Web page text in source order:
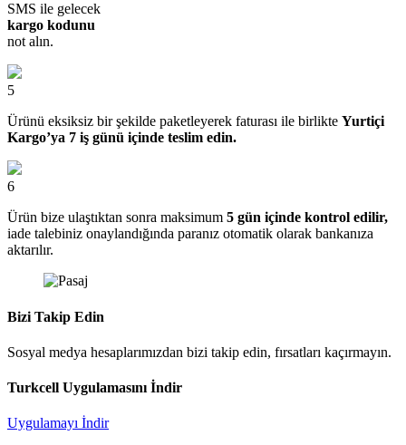
SMS ile gelecek
kargo kodunu
not alın.
5
Ürünü eksiksiz bir şekilde paketleyerek faturası ile birlikte Yurtiçi
Kargo’ya 7 iş günü içinde teslim edin.
6
Ürün bize ulaştıktan sonra maksimum 5 gün içinde kontrol edilir,
iade talebiniz onaylandığında paranız otomatik olarak bankanıza
aktarılır.
Bizi Takip Edin
Sosyal medya hesaplarımızdan bizi takip edin, fırsatları kaçırmayın.
Turkcell Uygulamasını İndir
Uygulamayı İndir